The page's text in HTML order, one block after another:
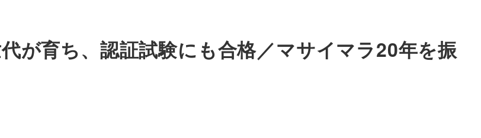
が育ち、認証試験にも合格／マサイマラ20年を振